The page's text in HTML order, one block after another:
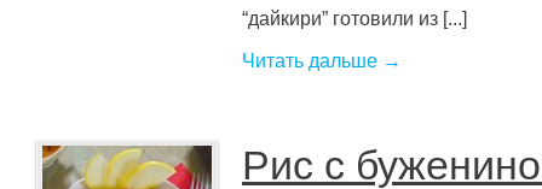
“дайкири” готовили из [...]
Читать дальше →
Рис с